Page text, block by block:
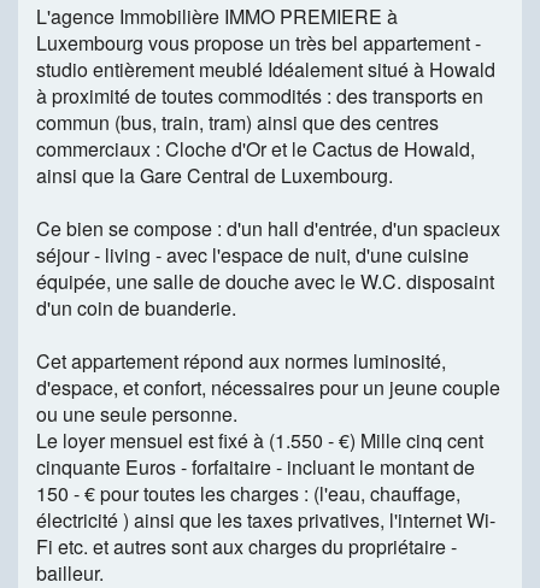
L'agence Immobilière IMMO PREMIERE à
Luxembourg vous propose un très bel appartement -
studio entièrement meublé Idéalement situé à Howald
à proximité de toutes commodités : des transports en
commun (bus, train, tram) ainsi que des centres
commerciaux : Cloche d'Or et le Cactus de Howald,
ainsi que la Gare Central de Luxembourg.
Ce bien se compose : d'un hall d'entrée, d'un spacieux
séjour - living - avec l'espace de nuit, d'une cuisine
équipée, une salle de douche avec le W.C. disposaint
d'un coin de buanderie.
Cet appartement répond aux normes luminosité,
d'espace, et confort, nécessaires pour un jeune couple
ou une seule personne.
Le loyer mensuel est fixé à (1.550 - €) Mille cinq cent
cinquante Euros - forfaitaire - incluant le montant de
150 - € pour toutes les charges : (l'eau, chauffage,
électricité ) ainsi que les taxes privatives, l'internet Wi-
Fi etc. et autres sont aux charges du propriétaire -
bailleur.